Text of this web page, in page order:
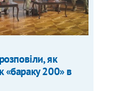
як
«бараку 200» в